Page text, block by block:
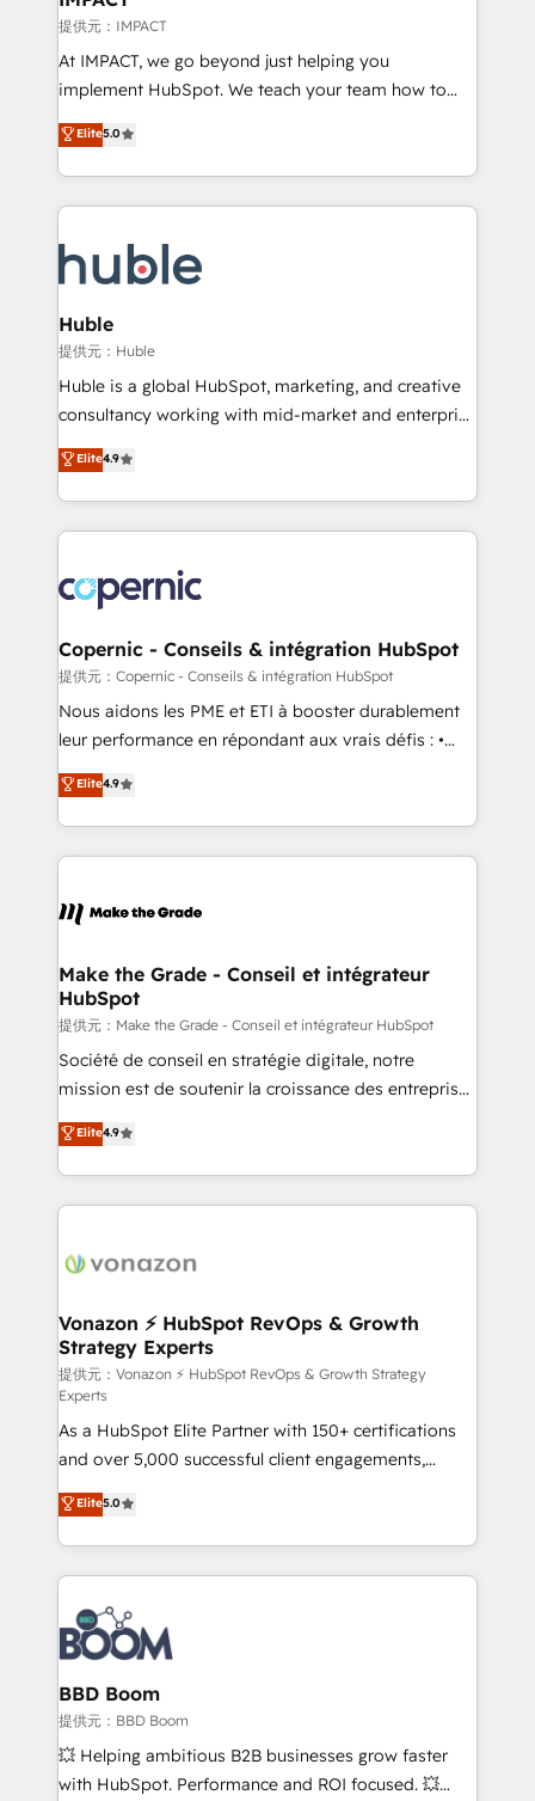
of your tech stack, syncing... 🛍️ Shopify or
WooCommerce 💲 Stripe or Paypal 💰 Sage or
Netsuite 🤖 Google or Microsoft ✍️ DocuSign or
the rare Advanced "Custom Integrations"
Accreditation, securely sync data across... 🔄 any
new HubSpot portal with Advanced Website and
CRM Migrations using our in-house "HubScrub" Tool.
提供元：IMPACT
At IMPACT, we go beyond just helping you
implement HubSpot. We teach your team how to
master it. As the creators of the Endless Customers
System™ (the next evolution of They Ask, You
Answer), we’re the only HubSpot partner built
entirely around coaching and training. That means
skills, processes, and internal team you need to
attract the right buyers, close deals faster, and grow
without outside dependencies. You’ll learn how to: •
Set up, audit, and organize your HubSpot portal •
Get your sales team fully using HubSpot • Track
pipeline and revenue across the entire buyer journey
growth • Create content and videos that attract
buyers • Use AI to scale smarter Our coaching-led
lasts. So if you're ready to become the most trusted
voice in your market, let’s talk.
Elite5.0
Huble
提供元：Huble
Huble is a global HubSpot, marketing, and creative
consultancy working with mid-market and enterprise
businesses. We go beyond implementation, shaping
the strategy, processes, and teams that turn
HubSpot into a genuine growth engine. Named
HubSpot's Global Partner of the Year in 2024,
worldwide, and with over 15 years in the ecosystem,
Huble has built a track record that speaks for itself.
One company, one operating model, delivering
across offices and consulting teams in the UK, USA,
Canada, Germany, France, Belgium, Singapore, and
South Africa. Certified compliant with ISO/IEC
international offices and 175+ employees.
Elite4.9
Copernic - Conseils & intégration HubSpot
提供元：Copernic - Conseils & intégration HubSpot
Nous aidons les PME et ETI à booster durablement
leur performance en répondant aux vrais défis : •
Intégration de HubSpot avec d’autres outils (ERP,
téléphonie, etc.) • Alignement des équipes grâce à un
outil et des données partagées • Amélioration de la
collecte et de l’analyse des données pour des
de la productivité des équipes Notre équipe de 30
avec un engagement total, alignant processus
métiers et technologie, et guidant vos équipes à
travers le changement, tout en centrant vos objectifs
d’entreprise. Grâce à une méthodologie éprouvée
auprès de plus de 400 clients, nous comprenons
HubSpot dans votre organisation. Pour toute
question technique ou besoin de structuration de
Elite4.9
Make the Grade - Conseil et intégrateur
HubSpot
提供元：Make the Grade - Conseil et intégrateur HubSpot
Société de conseil en stratégie digitale, notre
mission est de soutenir la croissance des entreprises
B2B à travers l’acquisition de nouveaux clients,
l'intégration CRM et le développement des revenus
auprès de vos comptes existants. En France et à
l'international, nous travaillons avec des ETI
delà d’une simple transformation digitale et des
➤ L’intégration de CRM et de méthodologie RevOps
pour aligner les équipes marketing, commerciales et
support client (data migration, synchronisation API,
audit et maintenance) ➤ La création de sites internet
de conversion qui transforment les visiteurs en
opportunités d'affaires ➤ La mise en place de
stratégies d'acquisition marketing (SEO, SEA,
inbound, automatisation marketing, ABM, IA,
emailing) Informations clés : - 10 ans d'expérience -
100+ intégrations CRM HubSpot réussies - 40
experts conseil - 150 certifications HubSpot
cumulées
Elite4.9
Vonazon ⚡ HubSpot RevOps & Growth
Strategy Experts
提供元：Vonazon ⚡ HubSpot RevOps & Growth Strategy
Experts
As a HubSpot Elite Partner with 150+ certifications
and over 5,000 successful client engagements,
Vonazon turns marketing complexity into
measurable, scalable growth. From onboarding to
enterprise-grade campaigns, our in-house team
builds scalable strategies that drive long-term
revenue. ⚙️ HubSpot Integration & Optimization •
Seamless CRM, CMS, and automation setup •
Complex platform migrations and data cleanups •
Custom APIs and third-party integrations 📈 End-to-
End Revenue Acceleration • Lifecycle marketing and
pipeline growth programs • Sales enablement tools
and CRM optimization • Retention strategies with
Elite5.0
BBD Boom
提供元：BBD Boom
💥 Helping ambitious B2B businesses grow faster
with HubSpot. Performance and ROI focused. 💥